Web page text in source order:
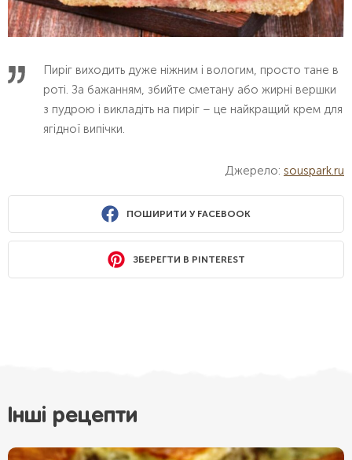
Пиріг виходить дуже ніжним і вологим, просто тане в
роті. За бажанням, збийте сметану або жирні вершки
з пудрою і викладіть на пиріг – це найкращий крем для
ягідної випічки.
Джерело: souspark.ru
ПОШИРИТИ У FACEBOOK
ЗБЕРЕГТИ В PINTEREST
Інші рецепти